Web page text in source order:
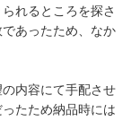
れるところを探さ
あったため、なか
内容にて手配させ
たため納品時には